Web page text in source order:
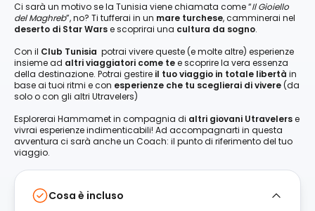
Ci sarà un motivo se la Tunisia viene chiamata come “Il Gioiello
del Maghreb”, no? Ti tufferai in un mare turchese, camminerai nel
deserto di Star Warse scoprirai una cultura da sogno.
Con il Club Tunisia potrai vivere queste (e molte altre) esperienze
insieme ad altri viaggiatori come tee scoprire la vera essenza
della destinazione. Potrai gestire il tuo viaggio in totale libertà in
base ai tuoi ritmi e con esperienze che tu sceglierai di vivere(da
solo o con gli altri Utravelers)
Esplorerai Hammamet in compagnia di altri giovani Utravelerse
vivrai esperienze indimenticabili! Ad accompagnarti in questa
avventura ci sarà anche un Coach: il punto di riferimento del tuo
viaggio.
Cosa è incluso